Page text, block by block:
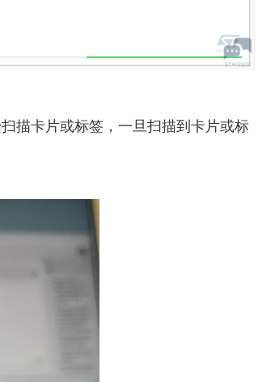
描卡片或标签，一旦扫描到卡片或标